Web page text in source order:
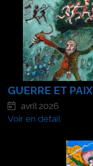
GUERRE ET PAIX
avril 2026
Voir en détail